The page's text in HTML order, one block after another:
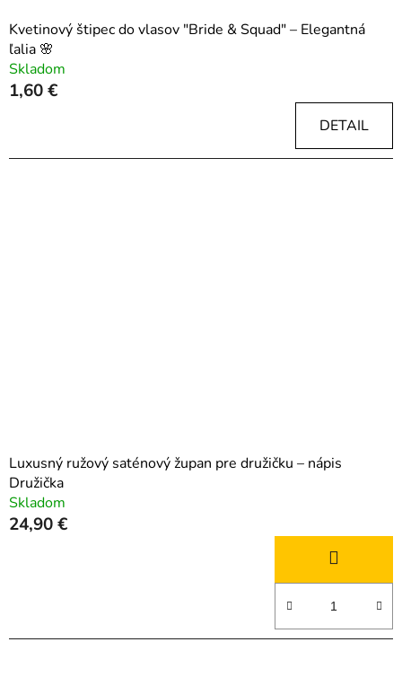
Kvetinový štipec do vlasov "Bride & Squad" – Elegantná
ľalia 🌸
Skladom
1,60 €
DETAIL
Luxusný ružový saténový župan pre družičku – nápis
Družička
Skladom
24,90 €